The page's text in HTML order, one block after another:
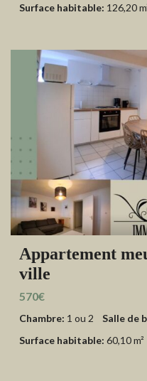
Surface habitable: 126,20
Appartement
ville
570€
Chambre: 1 ou 2 Salle de
Surface habitable: 60,10 m²